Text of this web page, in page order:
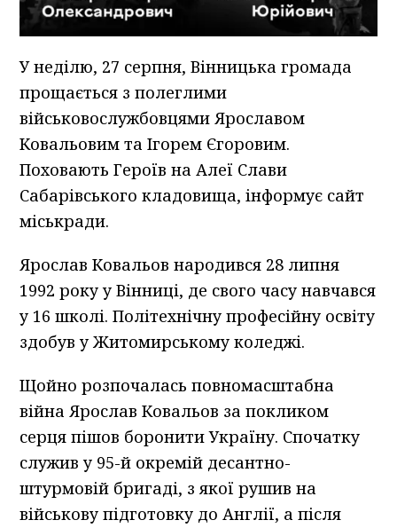
У неділю, 27 серпня, Вінницька громада
прощається з полеглими
військовослужбовцями Ярославом
Ковальовим та Ігорем Єгоровим.
Поховають Героїв на Алеї Слави
Сабарівського кладовища, інформує сайт
міськради.
Ярослав Ковальов народився 28 липня
1992 року у Вінниці, де свого часу навчався
у 16 школі. Політехнічну професійну освіту
здобув у Житомирському коледжі.
Щойно розпочалась повномасштабна
війна Ярослав Ковальов за покликом
серця пішов боронити Україну. Спочатку
служив у 95-й окремій десантно-
штурмовій бригаді, з якої рушив на
військову підготовку до Англії, а після